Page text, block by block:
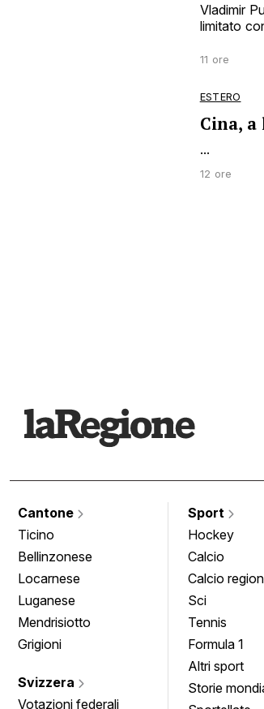
Vladimir
limitato
11 ore
ESTERO
Cina,
...
12 ore
Cantone
Ticino
Bellinzonese
Locarnese
Luganese
Mendrisiotto
Grigioni
Svizzera
Votazioni federali
Sport
Hockey
Calcio
Calcio
Sci
Tennis
Formula 1
Altri sport
Storie